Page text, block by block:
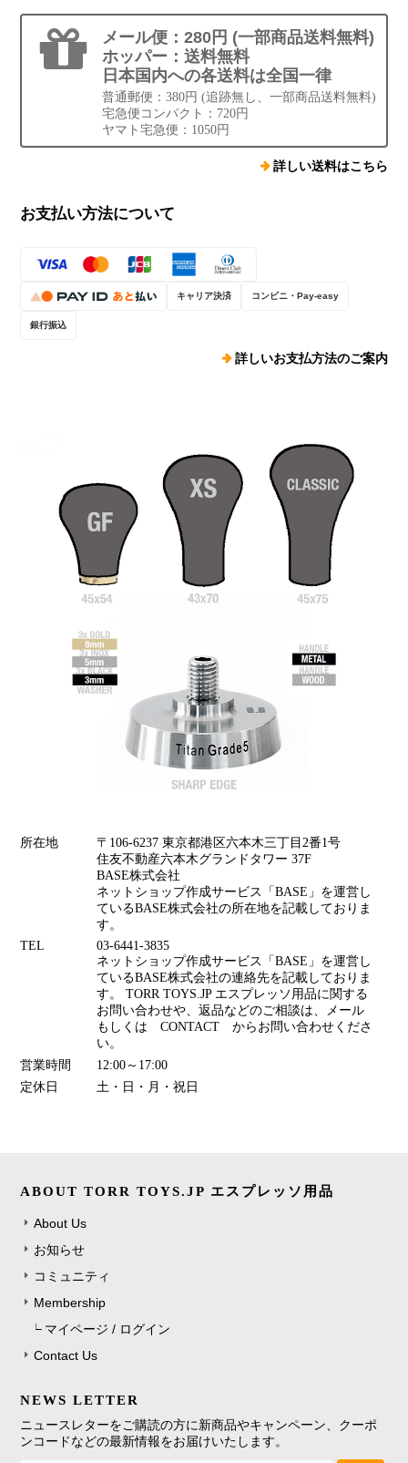
メール便：280円 (一部商品送料無料)
ホッパー：送料無料
日本国内への各送料は全国一律
普通郵便：380円 (追跡無し、一部商品送料無料)
宅急便コンパクト：720円
ヤマト宅急便：1050円
詳しい送料はこちら
お支払い方法について
キャリア決済 コンビニ・Pay-easy
銀行振込
詳しいお支払方法のご案内
所在地
〒106-6237 東京都港区六本木三丁目2番1号
住友不動産六本木グランドタワー 37F
BASE株式会社
ネットショップ作成サービス「BASE」を運営し
ているBASE株式会社の所在地を記載しておりま
す。
TEL
03-6441-3835
ネットショップ作成サービス「BASE」を運営し
ているBASE株式会社の連絡先を記載しておりま
す。 TORR TOYS.JP エスプレッソ用品に関する
お問い合わせや、返品などのご相談は、メール
もしくは CONTACT からお問い合わせくださ
い。
営業時間
12:00～17:00
定休日
土・日・月・祝日
ABOUT TORR TOYS.JP エスプレッソ用品
About Us
お知らせ
コミュニティ
Membership
マイページ / ログイン
Contact Us
NEWS LETTER
ニュースレターをご購読の方に新商品やキャンペーン、クーポ
ンコードなどの最新情報をお届けいたします。